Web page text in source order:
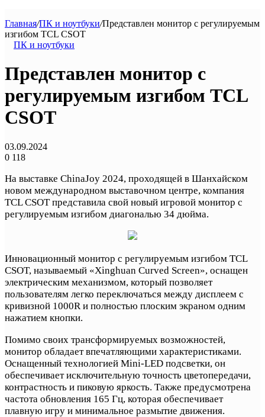
Главная/ПК и ноутбуки/Представлен монитор с регулируемым
изгибом TCL CSOT
ПК и ноутбуки
Представлен монитор с
регулируемым изгибом TCL
CSOT
03.09.2024
0 118
На выставке ChinaJoy 2024, проходящей в Шанхайском
новом международном выставочном центре, компания
TCL CSOT представила свой новый игровой монитор с
регулируемым изгибом диагональю 34 дюйма.
Инновационный монитор с регулируемым изгибом TCL
CSOT, называемый «Xinghuan Curved Screen», оснащен
электрическим механизмом, который позволяет
пользователям легко переключаться между дисплеем с
кривизной 1000R и полностью плоским экраном одним
нажатием кнопки.
Помимо своих трансформируемых возможностей,
монитор обладает впечатляющими характеристиками.
Оснащенный технологией Mini-LED подсветки, он
обеспечивает исключительную точность цветопередачи,
контрастность и пиковую яркость. Также предусмотрена
частота обновления 165 Гц, которая обеспечивает
плавную игру и минимальное размытие движения.